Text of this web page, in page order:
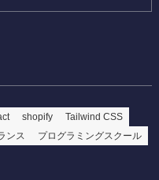
shopify
Tailwind CSS
ンス プログラミングスクール